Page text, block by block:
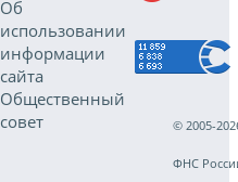
Об
использовании
информации
сайта
Общественный
совет
© 2005-
ФНС